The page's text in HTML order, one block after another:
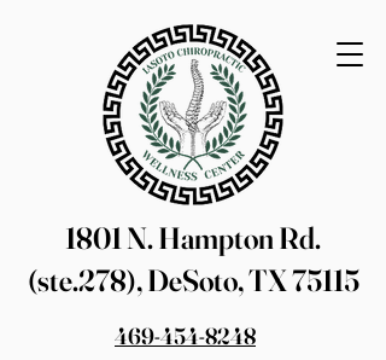
1801 N. Hampton Rd.
(ste.278), DeSoto, TX 75115
469-454-8248